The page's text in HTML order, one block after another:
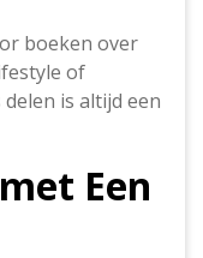
boeken over
of
is altijd een
Een